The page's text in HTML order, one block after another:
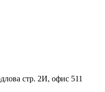
стр. 2И, офис 511